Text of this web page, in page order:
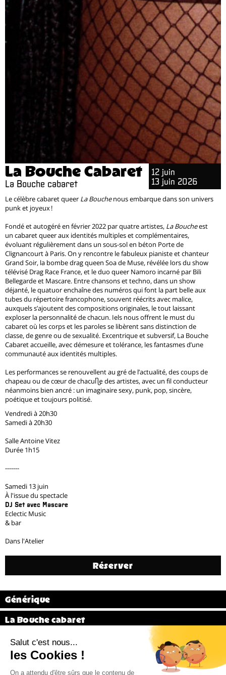
La Bouche Cabaret
La Bouche cabaret
12 juin
13 juin 2026
Le célèbre cabaret queer La Bouchenous embarque dans son univers
punk et joyeux !
Fondé et autogéré en février 2022 par quatre artistes, La Boucheest
un cabaret queer aux identités multiples et complémentaires,
évoluant régulièrement dans un sous-sol en béton Porte de
Clignancourt à Paris. On y rencontre le fabuleux pianiste et chanteur
Grand Soir, la bombe drag queen Soa de Muse, révélée lors du show
télévisé Drag Race France, et le duo queer Namoro incarné par Bili
Bellegarde et Mascare. Entre chansons et techno, dans un show
déjanté, le quatuor enchaîne des numéros qui font la part belle aux
tubes du répertoire francophone, souvent réécrits avec malice,
auxquels s’ajoutent des compositions originales, le tout laissant
exploser la personnalité de chacun. Iels nous offrent le must du
cabaret où les corps et les paroles se libèrent sans distinction de
classe, de genre ou de sexualité. Excentrique et subversif, La Bouche
Cabaret accueille, avec démesure et tolérance, les fantasmes d’une
communauté aux identités multiples.
Les performances se renouvellent au gré de l’actualité, des coups de
chapeau ou de cœur de chacun·e des artistes, avec un fil conducteur
néanmoins bien ancré : un imaginaire sexy, punk, pop, sincère,
poétique et toujours politisé.
Vendredi à 20h30
Samedi à 20h30
Salle Antoine Vitez
Durée 1h15
-------
Samedi 13 juin
À l'issue du spectacle
DJ Set avec Mascare
Eclectic Music
& bar
Dans l'Atelier
Réserver
Générique
La Bouche cabaret
Vidéo
Précédent
Billetterie 02 38 81 01 00 (du mardi au vendredi de 14h à 18h)